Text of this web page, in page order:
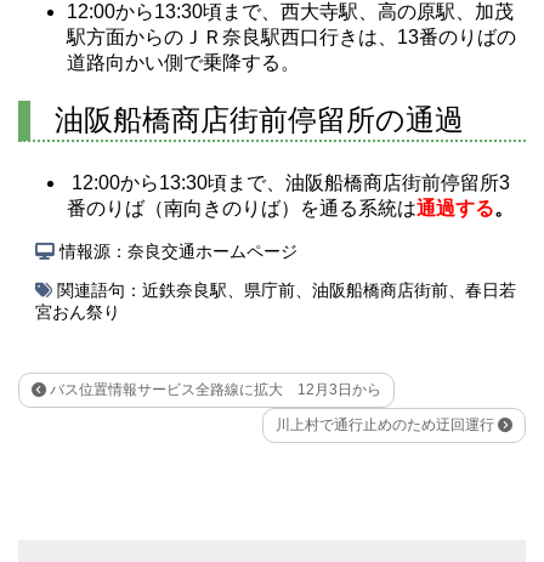
12:00から13:30頃まで、西大寺駅、高の原駅、加茂
駅方面からのＪＲ奈良駅西口行きは、13番のりばの
道路向かい側で乗降する。
油阪船橋商店街前停留所の通過
12:00から13:30頃まで、油阪船橋商店街前停留所3
番のりば（南向きのりば）を通る系統は通過する。
情報源：奈良交通ホームページ
関連語句： 近鉄奈良駅 県庁前 油阪船橋商店街前
春日若
宮おん祭り
バス位置情報サービス全路線に拡大 12月3日から
川上村で通行止めのため迂回運行